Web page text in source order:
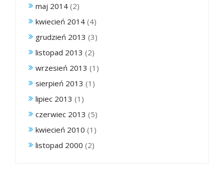
maj 2014 (2)
kwiecień 2014 (4)
grudzień 2013 (3)
listopad 2013 (2)
wrzesień 2013 (1)
sierpień 2013 (1)
lipiec 2013 (1)
czerwiec 2013 (5)
kwiecień 2010 (1)
listopad 2000 (2)